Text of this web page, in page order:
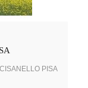
PISA